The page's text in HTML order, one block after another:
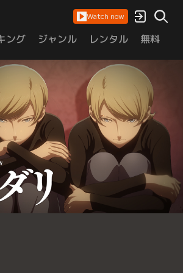
Watch now
ング ジャンル レンタル 無料